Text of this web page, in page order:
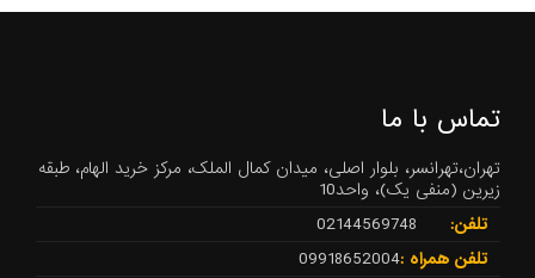
تماس با ما
تهران،تهرانسر، بلوار اصلی، میدان کمال الملک، مرکز خرید الهام، طبقه
زیرین (منفی یک)، واحد10
تلفن:
02144569748
تلفن همراه :09918652004